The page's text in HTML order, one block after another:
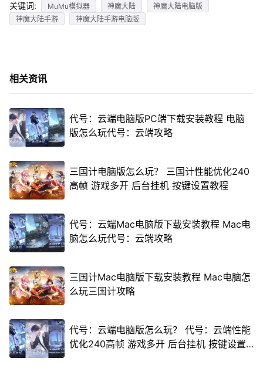
关键词: MuMu模拟器 神魔大陆
神魔大陆电脑版
神魔大陆手游
神魔大陆手游电脑版
相关资讯
代号：云端电脑版PC端下载安装教程 电脑
版怎么玩代号：云端攻略
三国计电脑版怎么玩？ 三国计性能优化240
高帧 游戏多开 后台挂机 按键设置教程
代号：云端Mac电脑版下载安装教程 Mac电
脑怎么玩代号：云端攻略
三国计Mac电脑版下载安装教程 Mac电脑怎
么玩三国计攻略
代号：云端电脑版怎么玩？ 代号：云端性能
优化240高帧 游戏多开 后台挂机 按键设置